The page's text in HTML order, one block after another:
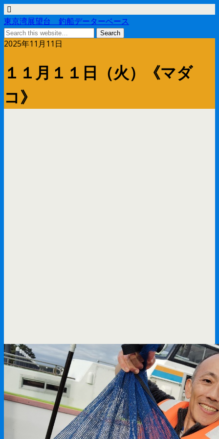
東京湾展望台 釣船データーベース
2025年11月11日
１１月１１日（火）《マダ
コ》